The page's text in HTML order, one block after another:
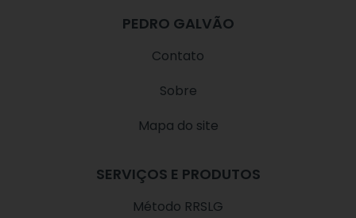
t
a
t
u
b
t
o
PEDRO GALVÃO
Contato
Sobre
Mapa do site
SERVIÇOS E PRODUTOS
Método RRSLG